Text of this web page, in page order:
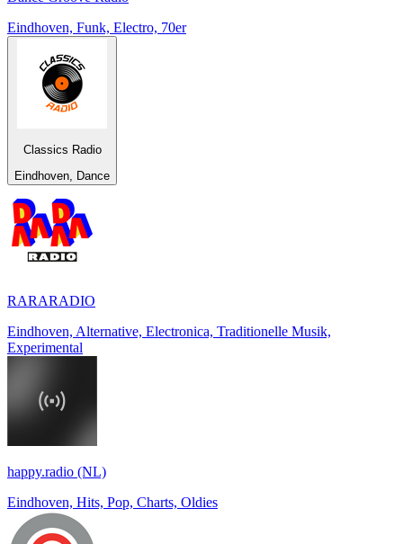
Eindhoven, Funk, Electro, 70er
Classics Radio
Eindhoven, Dance
RARARADIO
Eindhoven, Alternative, Electronica, Traditionelle Musik,
Experimental
happy.radio (NL)
Eindhoven, Hits, Pop, Charts, Oldies